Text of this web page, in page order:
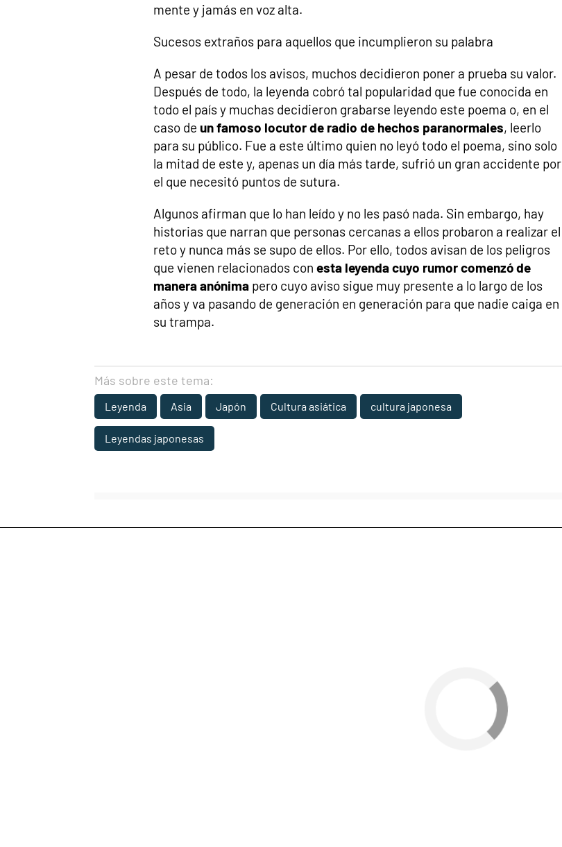
mente y jamás en voz alta.
Sucesos extraños para aquellos que incumplieron su palabra
A pesar de todos los avisos, muchos decidieron poner a prueba su valor.
Después de todo, la leyenda cobró tal popularidad que fue conocida en
todo el país y muchas decidieron grabarse leyendo este poema o, en el
caso de un famoso locutor de radio de hechos paranormales, leerlo
para su público. Fue a este último quien no leyó todo el poema, sino solo
la mitad de este y, apenas un día más tarde, sufrió un gran accidente por
el que necesitó puntos de sutura.
Algunos afirman que lo han leído y no les pasó nada. Sin embargo, hay
historias que narran que personas cercanas a ellos probaron a realizar el
reto y nunca más se supo de ellos. Por ello, todos avisan de los peligros
que vienen relacionados con esta leyenda cuyo rumor comenzó de
manera anónima pero cuyo aviso sigue muy presente a lo largo de los
años y va pasando de generación en generación para que nadie caiga en
su trampa.
Más sobre este tema:
Leyenda Asia Japón Cultura asiática cultura japonesa
Leyendas japonesas